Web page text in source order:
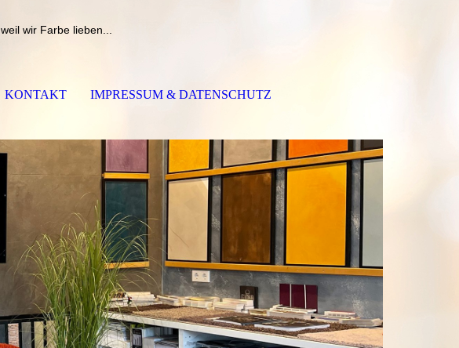
weil wir Farbe lieben...
KONTAKT IMPRESSUM & DATENSCHUTZ